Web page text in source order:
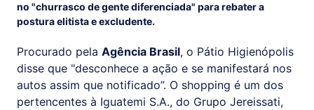
no "churrasco de gente diferenciada" para rebater a
postura elitista e excludente.
Procurado pela Agência Brasil, o Pátio Higienópolis
disse que "desconhece a ação e se manifestará nos
autos assim que notificado”. O shopping é um dos
pertencentes à Iguatemi S.A., do Grupo Jereissati,